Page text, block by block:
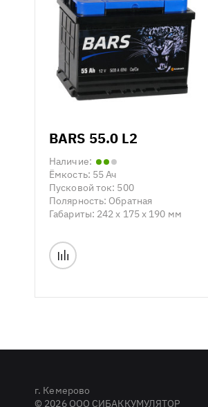
BARS 55.0 L2
Наличие:
Ёмкость: 55 Ач
Пусковой ток: 500
Полярность: Обратная
Габариты: 242 x 175 x 190 мм
г. Кемерово
© 2026 ООО СИБАККУМУЛЯТОР